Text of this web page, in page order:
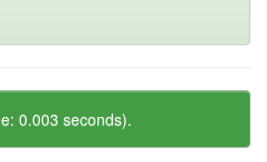
0.003 seconds).